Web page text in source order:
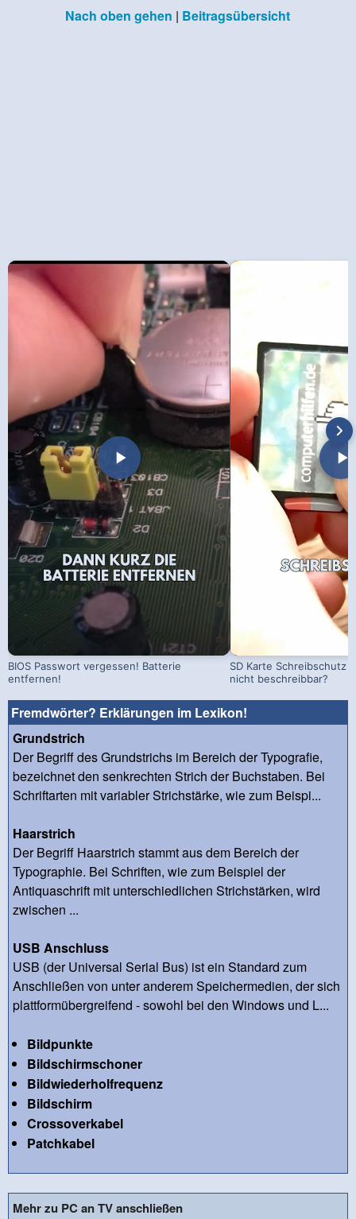
Nach oben gehen | Beitragsübersicht
BIOS Passwort vergessen! Batterie
entfernen!
SD Karte Schreibschutz
nicht beschreibbar?
Fremdwörter? Erklärungen im Lexikon!
Grundstrich
Der Begriff des Grundstrichs im Bereich der Typografie,
bezeichnet den senkrechten Strich der Buchstaben. Bei
Schriftarten mit variabler Strichstärke, wie zum Beispi...
Haarstrich
Der Begriff Haarstrich stammt aus dem Bereich der
Typographie. Bei Schriften, wie zum Beispiel der
Antiquaschrift mit unterschiedlichen Strichstärken, wird
zwischen ...
USB Anschluss
USB (der Universal Serial Bus) ist ein Standard zum
Anschließen von unter anderem Speichermedien, der sich
plattformübergreifend - sowohl bei den Windows und L...
Bildpunkte
Bildschirmschoner
Bildwiederholfrequenz
Bildschirm
Crossoverkabel
Patchkabel
Mehr zu PC an TV anschließen